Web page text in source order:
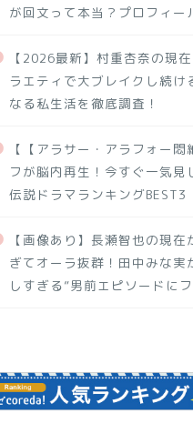
が回文って本当？プロフィー
【2026最新】村重杏奈の現
ラエティで大ブレイクし続け
なる私生活を徹底調査！
【【アラサー・アラフォー悶
フが脳内再生！今すぐ一気見
伝説ドラマランキングBEST3
【画像あり】長瀬智也の現在
ぎてオーラ抜群！田中みな実
しすぎる”男前エピソードに